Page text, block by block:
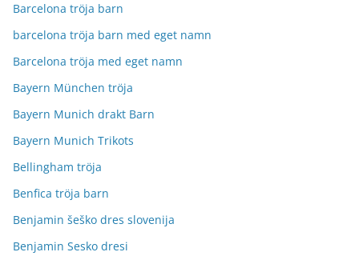
Barcelona tröja barn
barcelona tröja barn med eget namn
Barcelona tröja med eget namn
Bayern München tröja
Bayern Munich drakt Barn
Bayern Munich Trikots
Bellingham tröja
Benfica tröja barn
Benjamin šeško dres slovenija
Benjamin Sesko dresi